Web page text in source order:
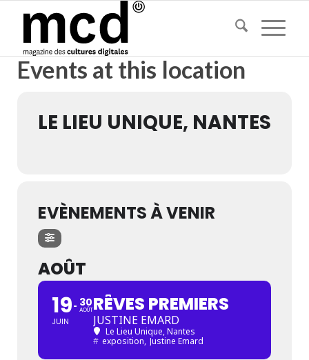
Events at this location
LE LIEU UNIQUE, NANTES
EVÈNEMENTS À VENIR
AOÛT
19
JUIN
30
AOÛTRÊVES PREMIERS
JUSTINE EMARD
Le Lieu Unique, Nantes
# exposition, Justine Emard